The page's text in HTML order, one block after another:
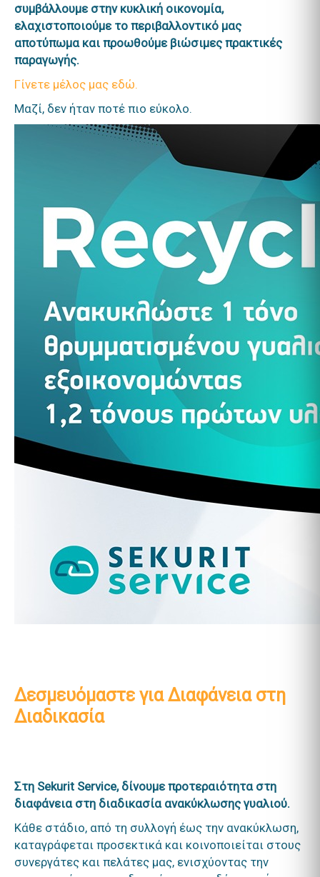
συμβάλλουμε στην κυκλική οικονομία,
ελαχιστοποιούμε το περιβαλλοντικό μας
αποτύπωμα και προωθούμε βιώσιμες πρακτικές
παραγωγής.
Γίνετε μέλος μας εδώ.
Μαζί, δεν ήταν ποτέ πιο εύκολο.
Δεσμευόμαστε για Διαφάνεια στη
Διαδικασία
Στη Sekurit Service, δίνουμε προτεραιότητα στη
διαφάνεια στη διαδικασία ανακύκλωσης γυαλιού.
Κάθε στάδιο, από τη συλλογή έως την ανακύκλωση,
καταγράφεται προσεκτικά και κοινοποιείται στους
συνεργάτες και πελάτες μας, ενισχύοντας την